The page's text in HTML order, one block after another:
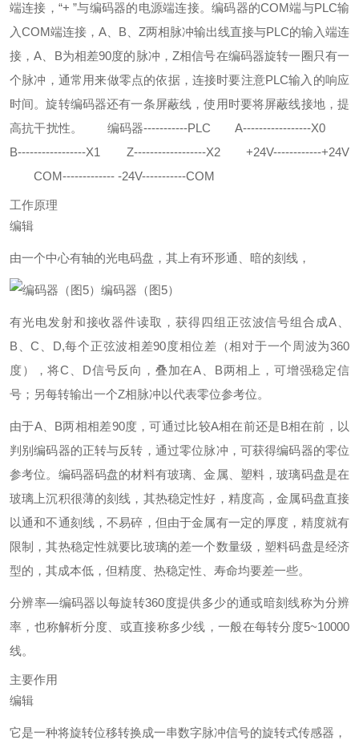
端连接，“+ ”与编码器的电源端连接。编码器的COM端与PLC输
入COM端连接，A、B、Z两相脉冲输出线直接与PLC的输入端连
接，A、B为相差90度的脉冲，Z相信号在编码器旋转一圈只有一
个脉冲，通常用来做零点的依据，连接时要注意PLC输入的响应
时间。旋转编码器还有一条屏蔽线，使用时要将屏蔽线接地，提
高抗干扰性。
编码器-----------PLC A-----------------X0
B-----------------X1
Z------------------X2+24V------------+24V
COM------------- -24V-----------COM
工作原理
编辑
由一个中心有轴的光电码盘，其上有环形通、暗的刻线，
编码器（图5）
有光电发射和接收器件读取，获得四组正弦波信号组合成A、
B、C、D,每个正弦波相差90度相位差（相对于一个周波为360
度），将C、D信号反向，叠加在A、B两相上，可增强稳定信
号；另每转输出一个Z相脉冲以代表零位参考位。
由于A、B两相相差90度，可通过比较A相在前还是B相在前，以
判别编码器的正转与反转，通过零位脉冲，可获得编码器的零位
参考位。编码器码盘的材料有玻璃、金属、塑料，玻璃码盘是在
玻璃上沉积很薄的刻线，其热稳定性好，精度高，金属码盘直接
以通和不通刻线，不易碎，但由于金属有一定的厚度，精度就有
限制，其热稳定性就要比玻璃的差一个数量级，塑料码盘是经济
型的，其成本低，但精度、热稳定性、寿命均要差一些。
分辨率—编码器以每旋转360度提供多少的通或暗刻线称为分辨
率，也称解析分度、或直接称多少线，一般在每转分度5~10000
线。
主要作用
编辑
它是一种将旋转位移转换成一串数字脉冲信号的旋转式传感器，